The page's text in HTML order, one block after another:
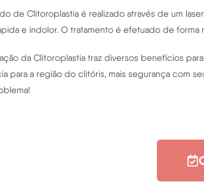
de Clitoroplastia é realizado através de um
e indolor. O tratamento é efetuado de forma
da Clitoroplastia traz diversos benefícios
para a região do clitóris, mais segurança com